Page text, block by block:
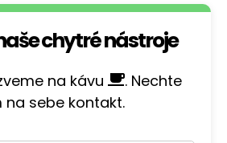
chytré nástroje
na kávu
. Nechte
na sebe kontakt.